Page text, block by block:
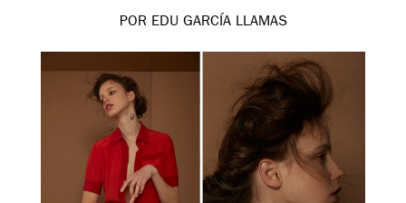
POR EDU GARCÍA LLAMAS